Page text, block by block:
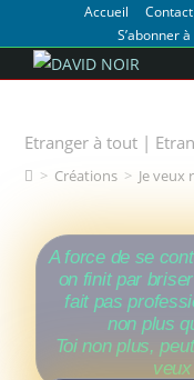
Accueil Contact
S’abonner
Etranger à tout |
> Créations > Je veux
A force de se
on finit par
fait pas
non plus
Toi non plus,